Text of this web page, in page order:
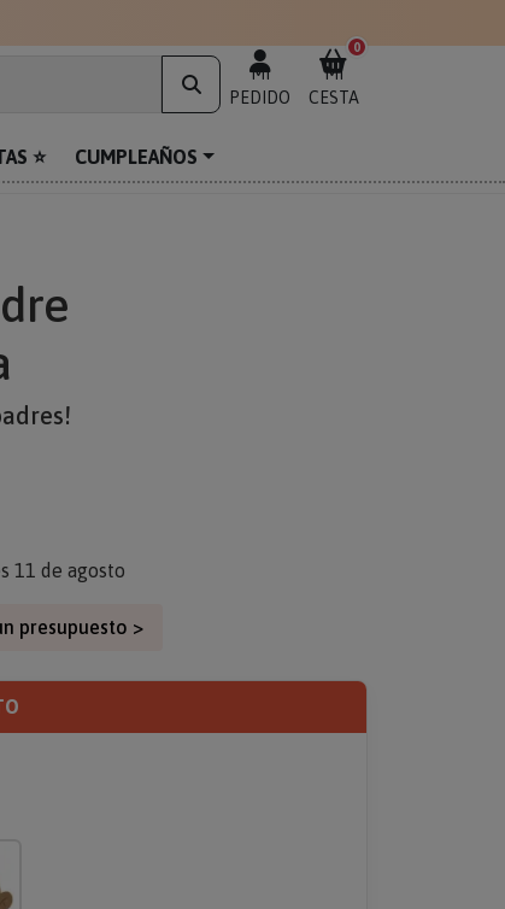
MI
PEDIDO
0
MI
CESTA
⭐ CUMPLEAÑOS
11 de agosto
presupuesto >